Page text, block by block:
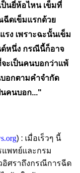
นยี่ห้อไหน เข็มที่
ฉีดเข็มแรกด้วย
รง เพราะฉะนั้นเข็ม
ด์หนึ่ง กรณีนี้ก็อาจ
ะเป็นคนบอกว่าแพ้
อกตามคำจำกัด
นคนบอก..."
) : เมื่อเร็วๆ นี้
พทย์และกรม
ศราถึงกรณีการฉีด